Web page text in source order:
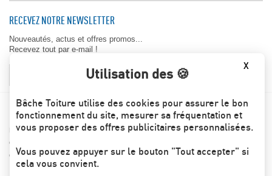
RECEVEZ NOTRE NEWSLETTER
Nouveautés, actus et offres promos...
Recevez tout par e-mail !
BACHE-TOITURE.COM
Les engagements Bâche toiture
Conditions générales de ventes
Contactez-nous
X
Utilisation des 🍪
Bâche Toiture utilise des cookies pour assurer le bon
fonctionnement du site, mesurer sa fréquentation et
vous proposer des offres publicitaires personnalisées.
Vous pouvez appuyer sur le bouton "Tout accepter" si
cela vous convient.